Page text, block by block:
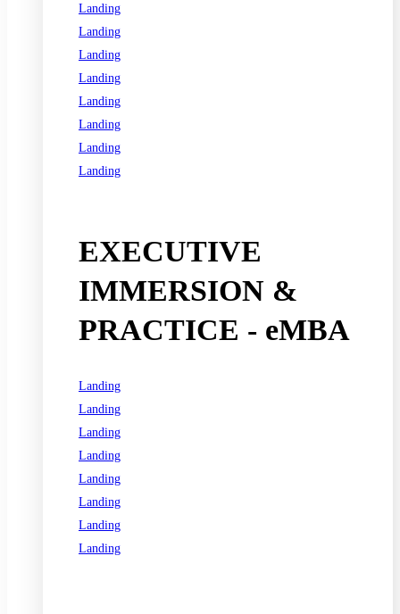
Landing
Landing
Landing
Landing
Landing
Landing
Landing
Landing
EXECUTIVE
IMMERSION &
PRACTICE - eMBA
Landing
Landing
Landing
Landing
Landing
Landing
Landing
Landing